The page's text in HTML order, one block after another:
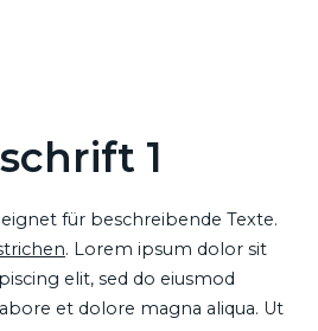
1
für beschreibende Texte.
. Lorem ipsum dolor sit
elit, sed do eiusmod
et dolore magna aliqua. Ut